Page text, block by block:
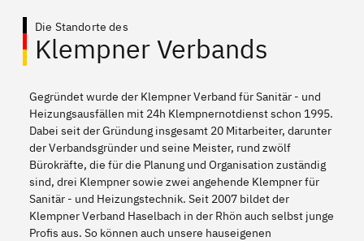
Die Standorte des
Klempner Verbands
Gegründet wurde der Klempner Verband für Sanitär - und
Heizungsausfällen mit 24h Klempnernotdienst schon 1995.
Dabei seit der Gründung insgesamt 20 Mitarbeiter, darunter
der Verbandsgründer und seine Meister, rund zwölf
Bürokräfte, die für die Planung und Organisation zuständig
sind, drei Klempner sowie zwei angehende Klempner für
Sanitär - und Heizungstechnik. Seit 2007 bildet der
Klempner Verband Haselbach in der Rhön auch selbst junge
Profis aus. So können auch unsere hauseigenen